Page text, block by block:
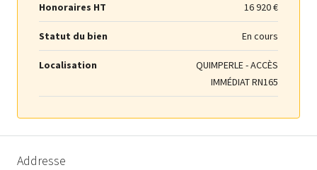
Honoraires HT 16 920 €
Statut du bien En cours
Localisation
QUIMPERLE - ACCÈS
IMMÉDIAT RN165
Addresse